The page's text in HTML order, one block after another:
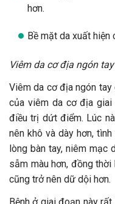
hơn.
Bề mặt da xuất hiện
Viêm da cơ địa ngón
Viêm da cơ địa ngón tay
của viêm da cơ địa
điều trị dứt điểm. Lúc
nên khô và dày hơn,
lòng bàn tay, niêm
sẫm màu hơn, đồng
cũng trở nên dữ dội hơn.